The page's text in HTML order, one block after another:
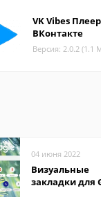
VK Vibes
ВКонтакте
Версия: 2.0.2 (1.1
04 июня 2022
Визуальные
закладки для